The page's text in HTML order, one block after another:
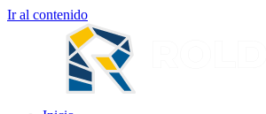
Ir al contenido